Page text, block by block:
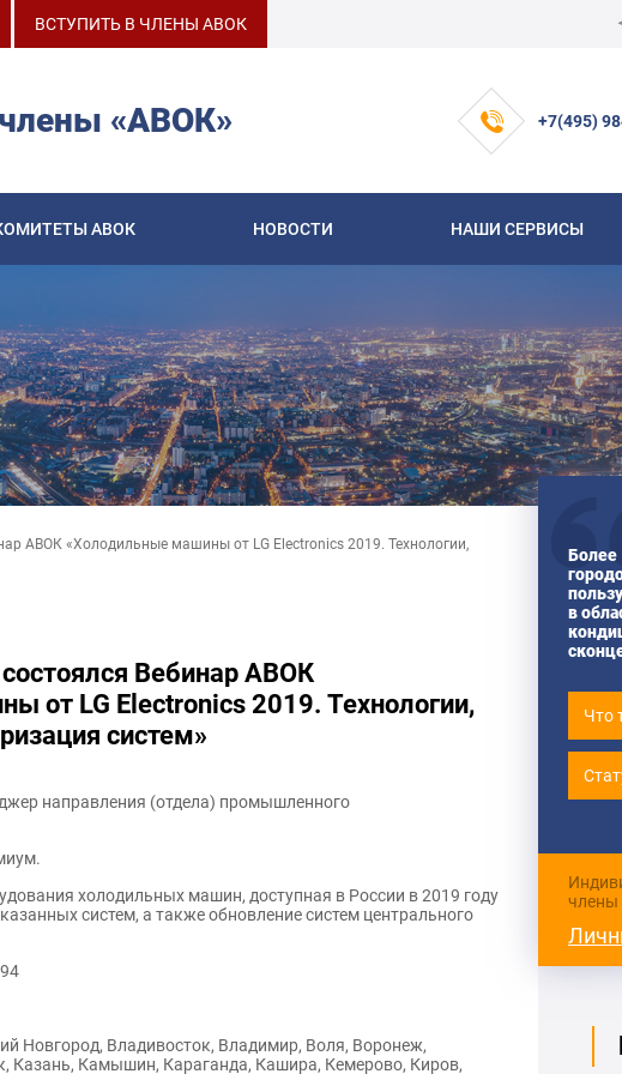
ВСТУПИТЬ В ЧЛЕНЫ АВОК
«АВОК» +7(495)
АВОК НОВОСТИ НАШИ СЕРВИСЫ
АВОК «Холодильные машины от LG Electronics 2019. Технологии,
Вебинар АВОК
от LG Electronics 2019. Технологии,
систем»
направления (отдела) промышленного
холодильных машин, доступная в России в 2019 году
систем, а также обновление систем центрального
Новгород, Владивосток, Владимир, Воля, Воронеж,
Казань, Камышин, Караганда, Кашира, Кемерово, Киров,
Более
в
Что
члены